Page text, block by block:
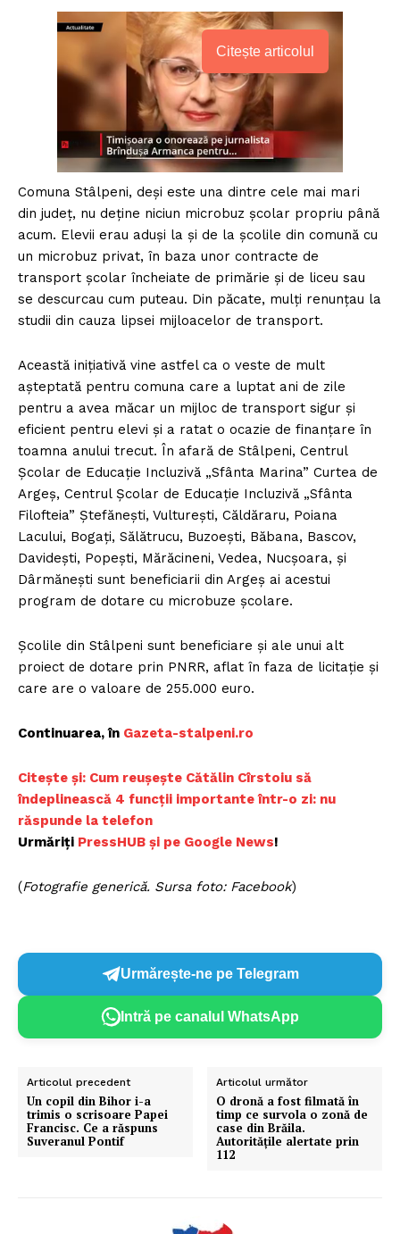
Citește articolul
Comuna Stâlpeni, deși este una dintre cele mai mari
din județ, nu deține niciun microbuz școlar propriu până
acum. Elevii erau aduși la și de la școlile din comună cu
un microbuz privat, în baza unor contracte de
transport școlar încheiate de primărie și de liceu sau
se descurcau cum puteau. Din păcate, mulți renunțau la
studii din cauza lipsei mijloacelor de transport.
Această inițiativă vine astfel ca o veste de mult
așteptată pentru comuna care a luptat ani de zile
pentru a avea măcar un mijloc de transport sigur și
eficient pentru elevi și a ratat o ocazie de finanțare în
toamna anului trecut. În afară de Stâlpeni, Centrul
Școlar de Educație Incluzivă „Sfânta Marina” Curtea de
Argeș, Centrul Școlar de Educație Incluzivă „Sfânta
Filofteia” Ștefănești, Vulturești, Căldăraru, Poiana
Lacului, Bogați, Sălătrucu, Buzoești, Băbana, Bascov,
Davidești, Popești, Mărăcineni, Vedea, Nucșoara, și
Dârmănești sunt beneficiarii din Argeș ai acestui
program de dotare cu microbuze școlare.
Școlile din Stâlpeni sunt beneficiare și ale unui alt
proiect de dotare prin PNRR, aflat în faza de licitație și
care are o valoare de 255.000 euro.
Continuarea, în Gazeta-stalpeni.ro
Citește și: Cum reușește Cătălin Cîrstoiu să
îndeplinească 4 funcții importante într-o zi: nu
răspunde la telefon
Urmăriți PressHUB și pe Google News!
(Fotografie generică. Sursa foto: Facebook)
Urmărește-ne pe Telegram
Intră pe canalul WhatsApp
Articolul precedent
Un copil din Bihor i-a
trimis o scrisoare Papei
Francisc. Ce a răspuns
Suveranul Pontif
Articolul următor
O dronă a fost filmată în
timp ce survola o zonă de
case din Brăila.
Autoritățile alertate prin
112